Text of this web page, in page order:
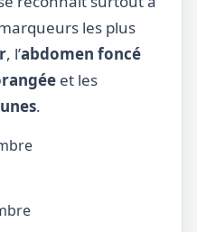
les plus
, l’abdomen foncé
et les
.